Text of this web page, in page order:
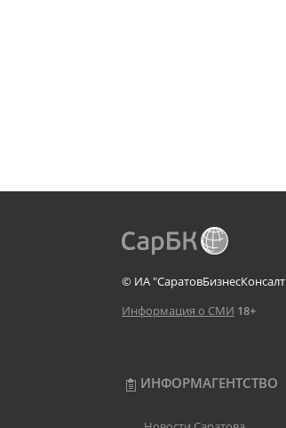
© ИА
Информация о СМИ 18+
ИНФОРМАГЕНТСТВО